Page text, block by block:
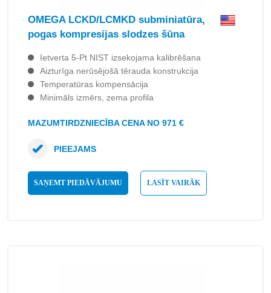
OMEGA LCKD/LCMKD subminiatūra,
pogas kompresijas slodzes šūna
Ietverta 5-Pt NIST izsekojama kalibrēšana
Aizturīga nerūsējošā tērauda konstrukcija
Temperatūras kompensācija
Minimāls izmērs, zema profila
MAZUMTIRDZNIECĪBA CENA NO 971 €
SAŅEMT PIEDĀVĀJUMU LASĪT VAIRĀK
PIEEJAMS